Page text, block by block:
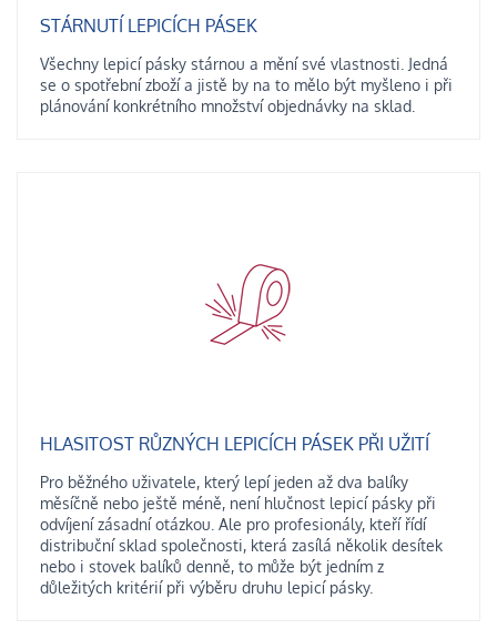
STÁRNUTÍ LEPICÍCH PÁSEK
Všechny lepicí pásky stárnou a mění své vlastnosti. Jedná
se o spotřební zboží a jistě by na to mělo být myšleno i při
plánování konkrétního množství objednávky na sklad.
HLASITOST RŮZNÝCH LEPICÍCH PÁSEK PŘI UŽITÍ
Pro běžného uživatele, který lepí jeden až dva balíky
měsíčně nebo ještě méně, není hlučnost lepicí pásky při
odvíjení zásadní otázkou. Ale pro profesionály, kteří řídí
distribuční sklad společnosti, která zasílá několik desítek
nebo i stovek balíků denně, to může být jedním z
důležitých kritérií při výběru druhu lepicí pásky.